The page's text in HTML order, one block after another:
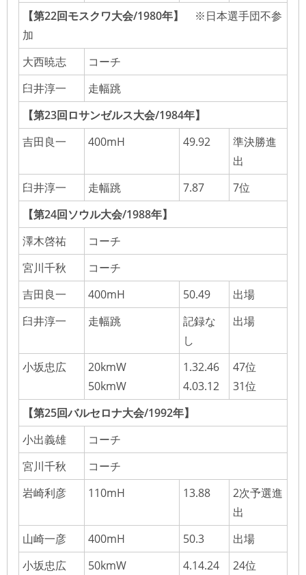
【第22回モスクワ大会/1980年】
※日本選手団不参
加
大西暁志
コーチ
臼井淳一
走幅跳
【第23回ロサンゼルス大会/1984年】
吉田良一
400mH 49.92
準決勝進
出
臼井淳一
走幅跳 7.87
7位
【第24回ソウル大会/1988年】
澤木啓祐
コーチ
宮川千秋
コーチ
吉田良一
400mH 50.49
出場
臼井淳一
走幅跳
記録な
し
出場
小坂忠広
20kmW
50kmW
1.32.46
4.03.12
47位
31位
【第25回バルセロナ大会/1992年】
小出義雄
コーチ
宮川千秋
コーチ
岩崎利彦
110mH 13.88
2次予選進
出
山崎一彦
400mH 50.3
出場
小坂忠広
50kmW 4.14.24
24位